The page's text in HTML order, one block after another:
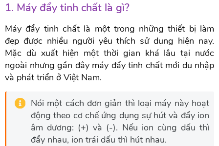
1. Máy đẩy tinh chất là gì?
Máy đẩy tinh chất là một trong những thiết bị làm
đẹp được nhiều người yêu thích sử dụng hiện nay.
Mặc dù xuất hiện một thời gian khá lâu tại nước
ngoài nhưng gần đây máy đẩy tinh chất mới du nhập
và phát triển ở Việt Nam.
Nói một cách đơn giản thì loại máy này hoạt
động theo cơ chế ứng dụng sự hút và đẩy ion
âm dương: (+) và (-). Nếu ion cùng dấu thì
đẩy nhau, ion trái dấu thì hút nhau.